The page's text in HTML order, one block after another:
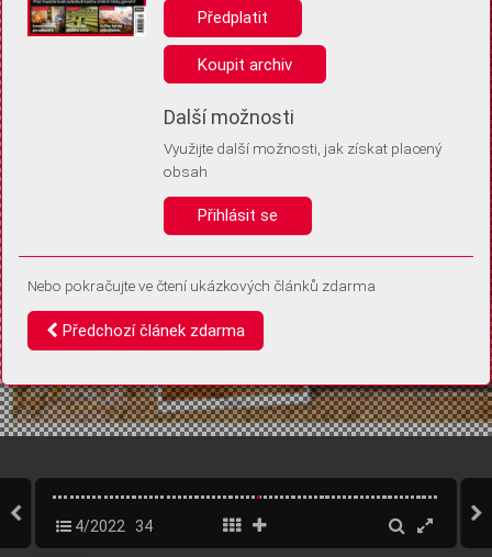
uložením volitelných informací:
Anonymní unikátní ID
Díky němu příště poznáme, že se jedná o stejné zařízení, a
Identifikátor je zcela anonymní.
Vaše souhlasy a odmítnutí si ukládáme do vašeho zařízení, abychom se
vás už příště znovu neptali. Můžete je kdykoli později upravit ve Správě
4/2022 34
Předplatit
Koupit archiv
Další možnosti
Využijte další možnosti, jak získat placený
obsah
Přihlásit se
Nebo pokračujte ve čtení ukázkových článků zdarma
Předchozí článek zdarma